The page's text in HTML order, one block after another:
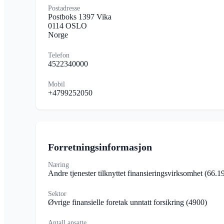
Postadresse
Postboks 1397 Vika
0114 OSLO
Norge
Telefon
4522340000
Mobil
+4799252050
Forretningsinformasjon
Næring
Andre tjenester tilknyttet finansieringsvirksomhet
Sektor
Øvrige finansielle foretak unntatt forsikring (4900)